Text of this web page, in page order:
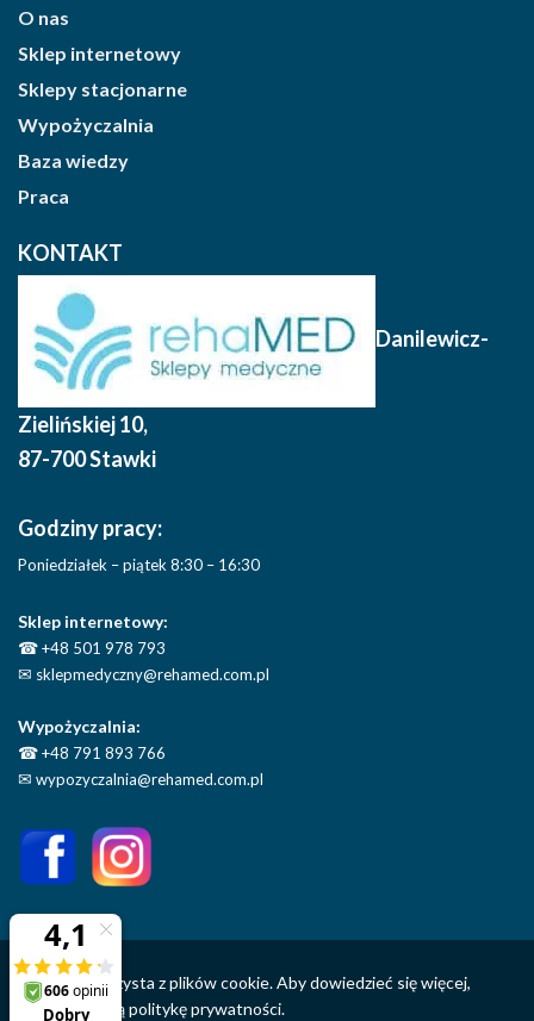
O nas
Sklep internetowy
Sklepy stacjonarne
Wypożyczalnia
Baza wiedzy
Praca
KONTAKT
Danilewicz-
Zielińskiej 10,
87-700 Stawki
Godziny pracy:
Poniedziałek – piątek 8:30 – 16:30
Sklep internetowy:
☎+48 501 978 793
✉ sklepmedyczny@rehamed.com.pl
Wypożyczalnia:
☎+48 791 893 766
✉ wypozyczalnia@rehamed.com.pl
Ta strona korzysta z plików cookie. Aby dowiedzieć się więcej,
sprawdź nasząpolitykę prywatności.